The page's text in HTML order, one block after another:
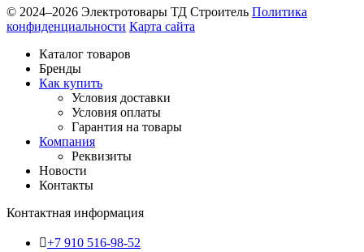
© 2024–2026 Электротовары ТД Строитель Политика
конфиденциальности Карта сайта
Каталог товаров
Бренды
Как купить
Условия доставки
Условия оплаты
Гарантия на товары
Компания
Реквизиты
Новости
Контакты
Контактная информация
+7 910 516-98-52